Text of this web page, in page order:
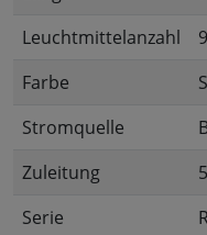
Leuchtmittelanzahl
Farbe
Stromquelle
Zuleitung
Serie